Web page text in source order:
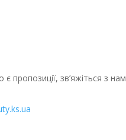
пропозиції, зв’яжіться з